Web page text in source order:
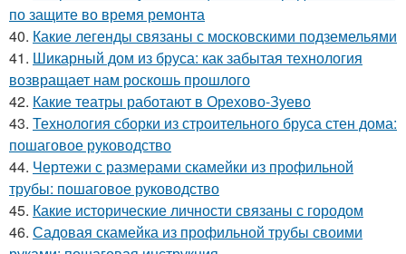
по защите во время ремонта
40. Какие легенды связаны с московскими подземельями
41. Шикарный дом из бруса: как забытая технология
возвращает нам роскошь прошлого
42. Какие театры работают в Орехово-Зуево
43. Технология сборки из строительного бруса стен дома:
пошаговое руководство
44. Чертежи с размерами скамейки из профильной
трубы: пошаговое руководство
45. Какие исторические личности связаны с городом
46. Садовая скамейка из профильной трубы своими